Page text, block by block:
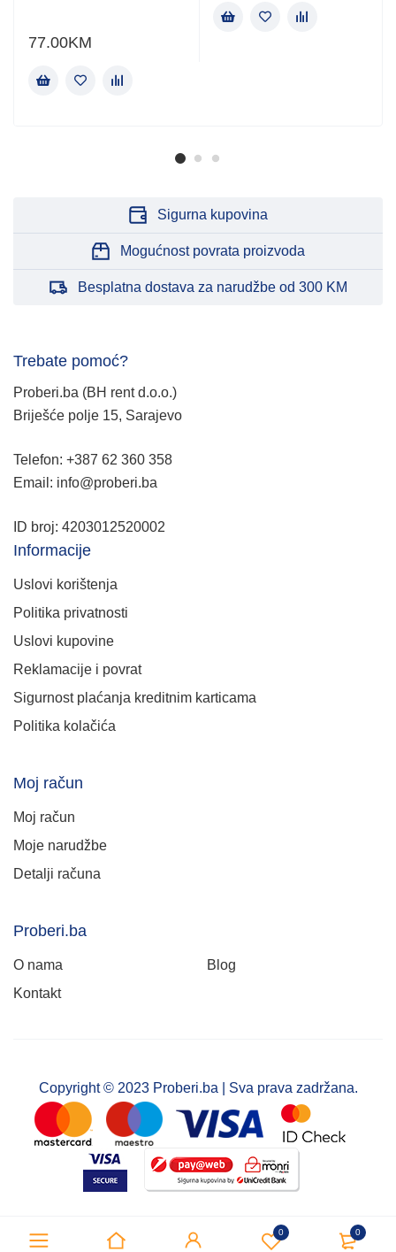
0 0
77.00KM
Sigurna kupovina
Mogućnost povrata proizvoda
Besplatna dostava za narudžbe od 300 KM
Trebate pomoć?
Proberi.ba (BH rent d.o.o.)
Briješće polje 15, Sarajevo
Telefon: +387 62 360 358
Email: info@proberi.ba
ID broj: 4203012520002
Informacije
Uslovi korištenja
Politika privatnosti
Uslovi kupovine
Reklamacije i povrat
Sigurnost plaćanja kreditnim karticama
Politika kolačića
Moj račun
Moj račun
Moje narudžbe
Detalji računa
Proberi.ba
O nama
Blog
Kontakt
Copyright © 2023 Proberi.ba | Sva prava zadržana.